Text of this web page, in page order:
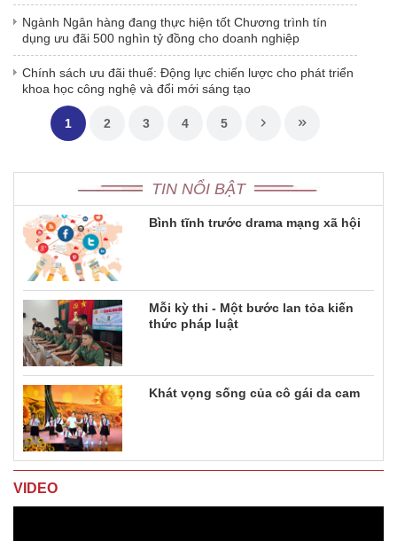
Ngành Ngân hàng đang thực hiện tốt Chương trình tín
dụng ưu đãi 500 nghìn tỷ đồng cho doanh nghiệp
Chính sách ưu đãi thuế: Động lực chiến lược cho phát triển
khoa học công nghệ và đổi mới sáng tạo
1 2 3 4 5
TIN NỔI BẬT
Bình tĩnh trước drama mạng xã hội
Mỗi kỳ thi - Một bước lan tỏa kiến
thức pháp luật
Khát vọng sống của cô gái da cam
VIDEO